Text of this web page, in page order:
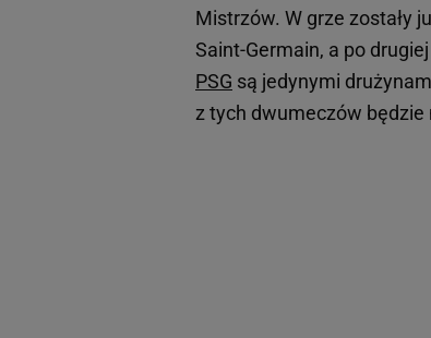
Mistrzów. W grze zostały
Saint-Germain, a po
PSG są jedynymi
z tych dwumeczów